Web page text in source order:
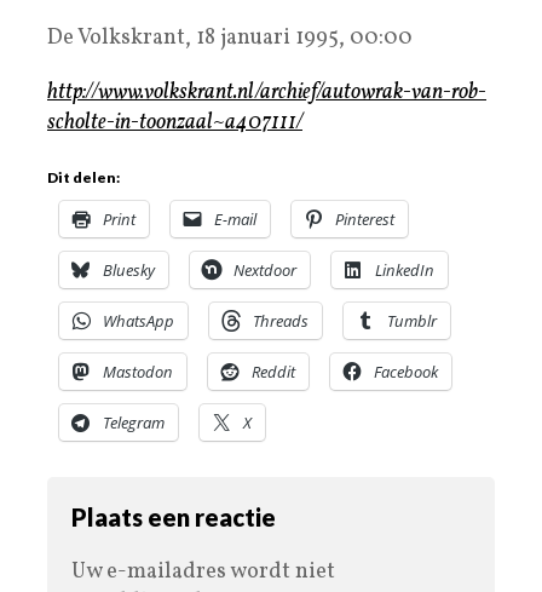
De Volkskrant, 18 januari 1995, 00:00
http://www.volkskrant.nl/archief/autowrak-van-rob-
scholte-in-toonzaal~a407111/
Dit delen:
Print E-mail Pinterest
Bluesky Nextdoor LinkedIn
WhatsApp Threads Tumblr
Mastodon Reddit Facebook
Telegram X
Plaats een reactie
Uw e-mailadres wordt niet